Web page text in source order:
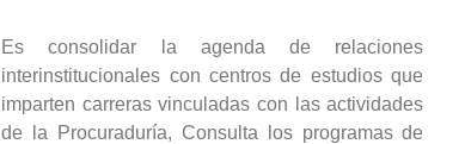
Es consolidar la agenda de relaciones
interinstitucionales con centros de estudios que
imparten carreras vinculadas con las actividades
de la Procuraduría, Consulta los programas de